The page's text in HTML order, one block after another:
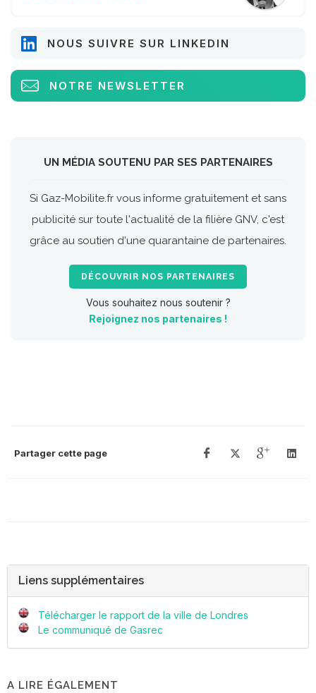
NOUS SUIVRE SUR LINKEDIN
NOTRE NEWSLETTER
UN MÉDIA SOUTENU PAR SES PARTENAIRES
Si Gaz-Mobilite.fr vous informe gratuitement et sans
publicité sur toute l'actualité de la filière GNV, c'est
grâce au soutien d'une quarantaine de partenaires.
DÉCOUVRIR NOS PARTENAIRES
Vous souhaitez nous soutenir ?
Rejoignez nos partenaires !
Partager cette page
Liens supplémentaires
Télécharger le rapport de la ville de Londres
Le communiqué de Gasrec
A LIRE ÉGALEMENT